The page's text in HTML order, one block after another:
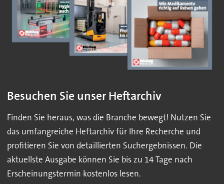
Besuchen Sie unser Heftarchiv
Finden Sie heraus, was die Branche bewegt! Nutzen Sie
das umfangreiche Heftarchiv für Ihre Recherche und
profitieren Sie von detaillierten Suchergebnissen. Die
aktuellste Ausgabe können Sie bis zu 14 Tage nach
Erscheinungstermin kostenlos lesen.